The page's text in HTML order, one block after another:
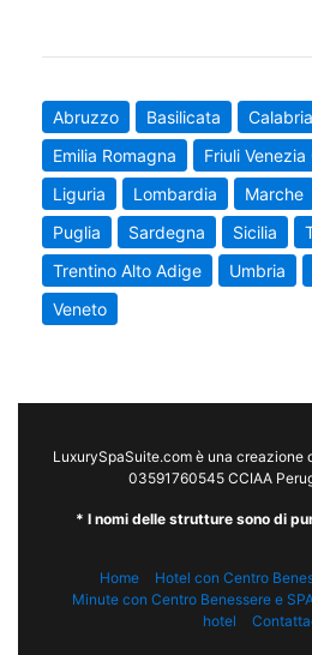
Abruzzo Basilicata Calabria
Emilia Romagna
Friuli Venezia
Liguria
Lombardia Marche
Puglia
Sardegna Sicilia
Trentino Alto Adige
Umbria
Veneto
LuxurySpaSuite.com è una creazione
03591760545 CCIAA
* I nomi delle strutture sono di
Home Hotel con Centro
Minute con Centro Benessere e
hotel